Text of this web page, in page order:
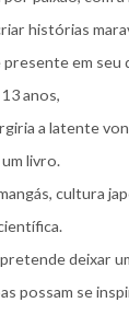
histórias
em seu
13 anos,
a latente
um livro.
cultura
deixar
possam se